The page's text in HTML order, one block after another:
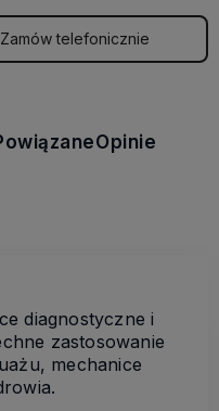
Zamów telefonicznie
Opinie
diagnostyczne i
zastosowanie
mechanice